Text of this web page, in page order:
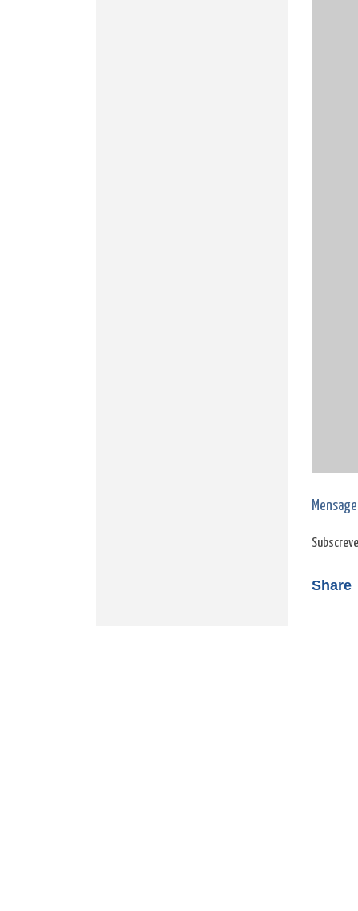
Share